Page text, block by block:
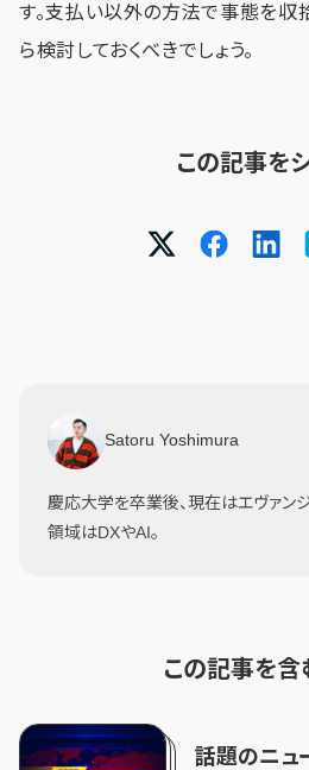
す。支払い以外の方法で事態を収
ら検討しておくべきでしょう。
この記事を
Satoru Yoshimura
慶応大学を卒業後、現在はエヴァン
領域はDXやAI。
この記事を含
話題のニュ